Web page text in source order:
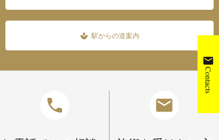
mail
Contacts
spa 駅からの道案内
phone mail